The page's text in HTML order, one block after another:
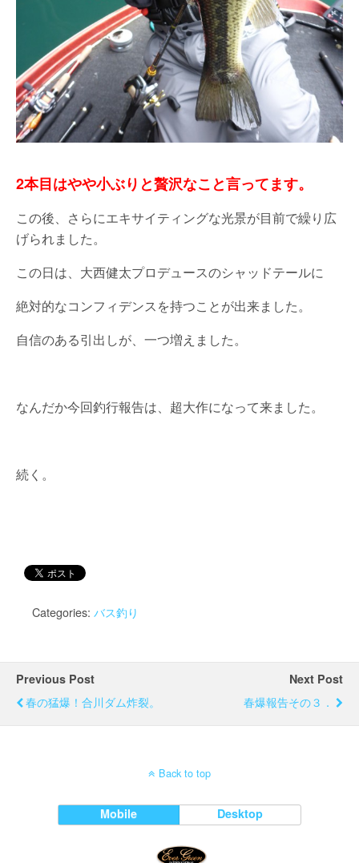
2本目はやや小ぶりと贅沢なこと言ってます。
この後、さらにエキサイティングな光景が目前で繰り広
げられました。
この日は、大西健太プロデュースのシャッドテールに
絶対的なコンフィデンスを持つことが出来ました。
自信のある引出しが、一つ増えました。
なんだか今回釣行報告は、超大作になって来ました。
続く。
Categories: バス釣り
Previous Post
春の猛爆！合川ダム炸裂。
Next Post
春爆報告その３．
Back to top
Mobile Desktop